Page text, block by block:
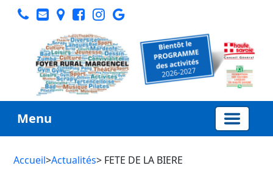
Menu
Accueil>Actualités> FETE DE LA BIERE